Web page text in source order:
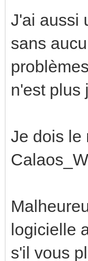
J'ai aussi
sans
n'est
Je dois le
logicielle
s'il vous